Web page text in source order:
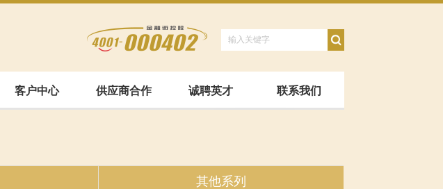
客户中心 供应商合作 诚聘英才 联系我们
其他系列